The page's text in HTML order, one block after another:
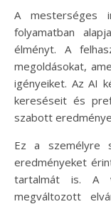
A mesterséges
folyamatban
élményt. A
megoldásokat,
igényeiket. Az AI
kereséseit és
szabott
Ez a személyre
eredményeket
tartalmát is. A
megváltozott